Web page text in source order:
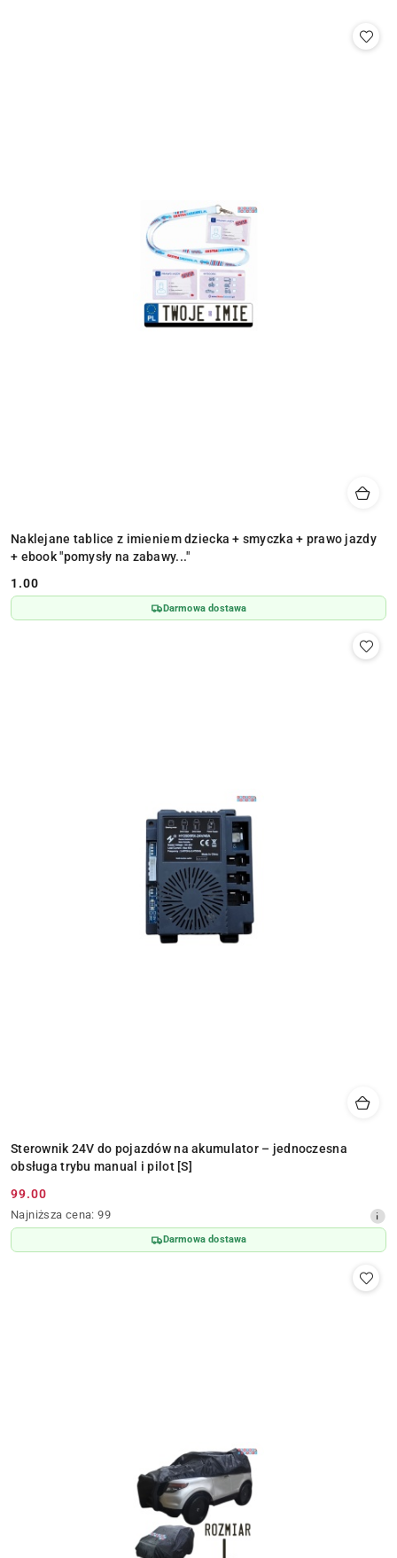
Naklejane tablice z imieniem dziecka + smyczka + prawo jazdy
+ ebook "pomysły na zabawy..."
Cena:
1.00
Darmowa dostawa
Sterownik 24V do pojazdów na akumulator – jednoczesna
obsługa trybu manual i pilot [S]
Cena
promocyjna:
99.00
Najniższa
cena
z
Najniższa cena: 99
Darmowa dostawa